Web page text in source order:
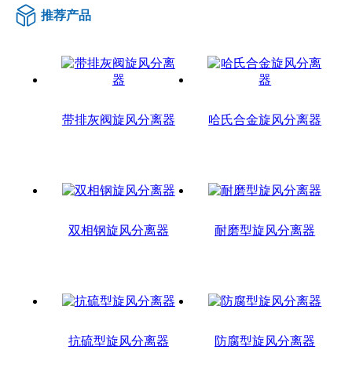
推荐产品
带排灰阀旋风分离器 哈氏合金旋风分离器
双相钢旋风分离器 耐磨型旋风分离器
抗硫型旋风分离器 防腐型旋风分离器